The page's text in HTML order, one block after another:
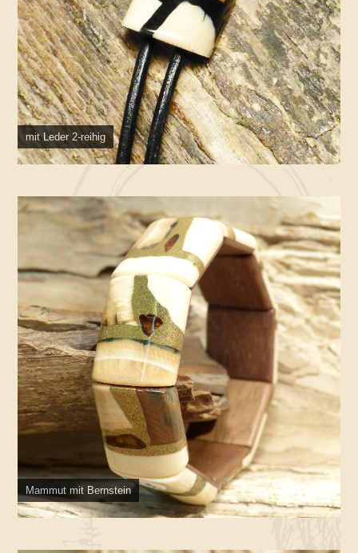
mit Leder 2-reihig
Mammut mit Bernstein